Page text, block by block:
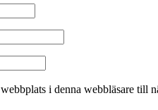
i denna webbläsare till